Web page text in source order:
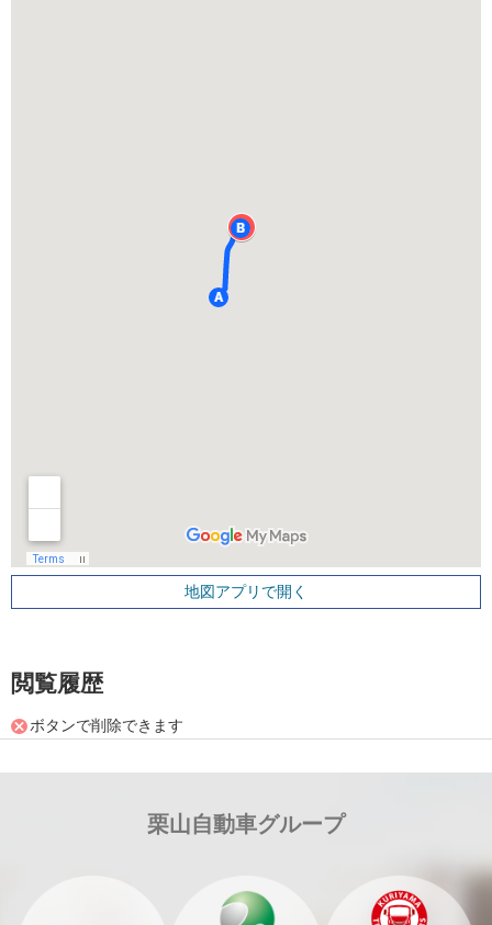
地図アプリで開く
閲覧履歴
ボタンで削除できます
栗山自動車グループ